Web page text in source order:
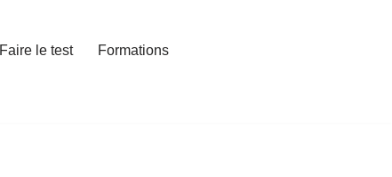
Faire le test
Formations